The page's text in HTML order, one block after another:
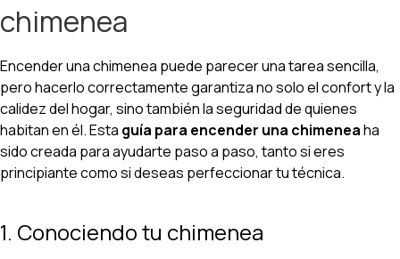
chimenea
Encender una chimenea puede parecer una tarea sencilla,
pero hacerlo correctamente garantiza no solo el confort y la
calidez del hogar, sino también la seguridad de quienes
habitan en él. Esta guía para encender una chimeneaha
sido creada para ayudarte paso a paso, tanto si eres
principiante como si deseas perfeccionar tu técnica.
1. Conociendo tu chimenea